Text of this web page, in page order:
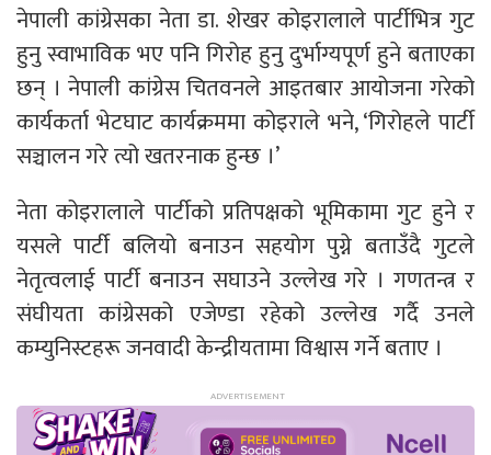
नेपाली कांग्रेसका नेता डा. शेखर कोइरालाले पार्टीभित्र गुट
हुनु स्वाभाविक भए पनि गिरोह हुनु दुर्भाग्यपूर्ण हुने बताएका
छन् । नेपाली कांग्रेस चितवनले आइतबार आयोजना गरेको
कार्यकर्ता भेटघाट कार्यक्रममा कोइराले भने, ‘गिरोहले पार्टी
सञ्चालन गरे त्यो खतरनाक हुन्छ ।’
नेता कोइरालाले पार्टीको प्रतिपक्षको भूमिकामा गुट हुने र
यसले पार्टी बलियो बनाउन सहयोग पुग्ने बताउँदै गुटले
नेतृत्वलाई पार्टी बनाउन सघाउने उल्लेख गरे । गणतन्त्र र
संघीयता कांग्रेसको एजेण्डा रहेको उल्लेख गर्दै उनले
कम्युनिस्टहरू जनवादी केन्द्रीयतामा विश्वास गर्ने बताए ।